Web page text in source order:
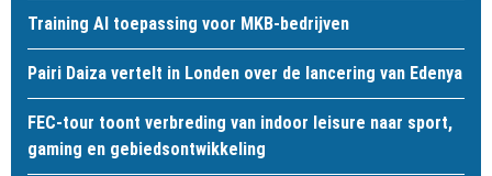
Training AI toepassing voor MKB-bedrijven
Pairi Daiza vertelt in Londen over de lancering van Edenya
FEC-tour toont verbreding van indoor leisure naar sport,
gaming en gebiedsontwikkeling